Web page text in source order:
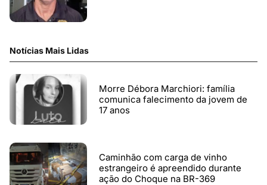
Notícias Mais Lidas
Morre Débora Marchiori: família
comunica falecimento da jovem de
17 anos
Caminhão com carga de vinho
estrangeiro é apreendido durante
ação do Choque na BR-369